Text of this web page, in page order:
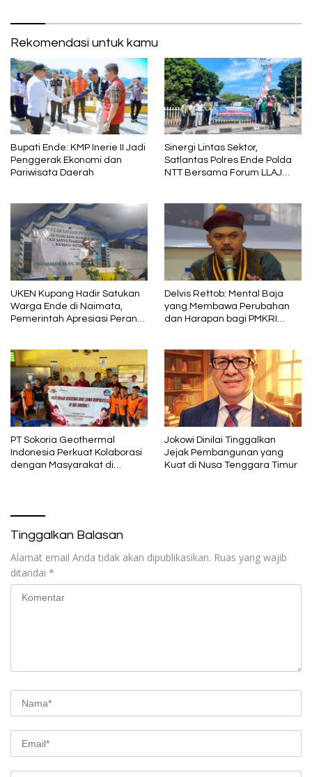
Rekomendasi untuk kamu
Bupati Ende: KMP Inerie II Jadi
Penggerak Ekonomi dan
Pariwisata Daerah
Sinergi Lintas Sektor,
Satlantas Polres Ende Polda
NTT Bersama Forum LLAJ
UKEN Kupang Hadir Satukan
Warga Ende di Naimata,
Pemerintah Apresiasi Peran
Delvis Rettob: Mental Baja
yang Membawa Perubahan
dan Harapan bagi PMKRI
PT Sokoria Geothermal
Indonesia Perkuat Kolaborasi
dengan Masyarakat di
Jokowi Dinilai Tinggalkan
Jejak Pembangunan yang
Kuat di Nusa Tenggara Timur
Tinggalkan Balasan
Alamat email Anda tidak akan dipublikasikan. Ruas yang wajib
ditandai *